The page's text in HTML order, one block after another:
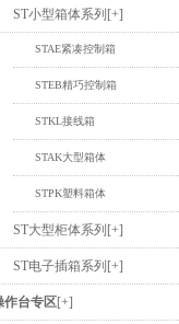
ST小型箱体系列 [+]
STAE紧凑控制箱
STEB精巧控制箱
STKL接线箱
STAK大型箱体
STPK塑料箱体
ST大型柜体系列 [+]
ST电子插箱系列 [+]
作台专区[+]